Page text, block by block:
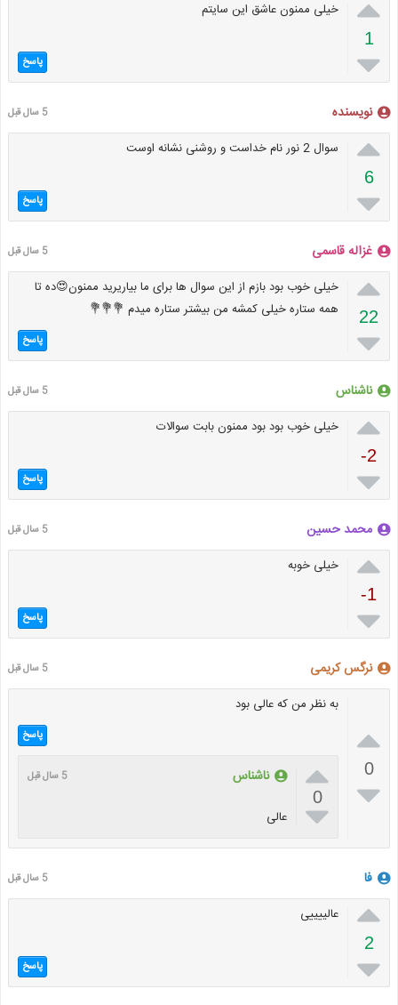

1

خیلی ممنون عاشق این سایتم
پاسخ
نویسنده 5 سال قبل

6

سوال 2 نور نام خداست و روشنی نشانه اوست
پاسخ
غزاله قاسمی 5 سال قبل

22

خیلی خوب بود بازم از این سوال ها برای ما بیاریرید ممنون😍ده تا
همه ستاره خیلی کمشه من بیشتر ستاره میدم 💐💐💐
پاسخ
ناشناس 5 سال قبل

-2

خیلی خوب بود بود ممنون بابت سوالات
پاسخ
محمد حسین 5 سال قبل

-1

خیلی خوبه
پاسخ
نرگس کریمی 5 سال قبل

0

به نظر من که عالی بود
پاسخ

0

ناشناس 5 سال قبل
عالی
فا 5 سال قبل

2

عالییییی
پاسخ